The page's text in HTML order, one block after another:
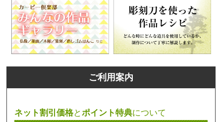
ご利用案内
ネット割引価格とポイント特典について